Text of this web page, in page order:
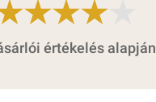
értékelés alapján